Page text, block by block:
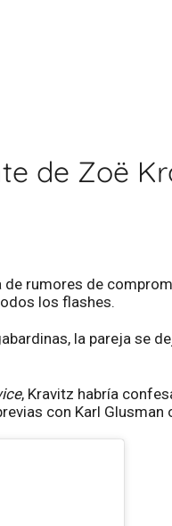
de Zoë
rumores de
los flashes.
la pareja se
, Kravitz habría
con Karl Glusman